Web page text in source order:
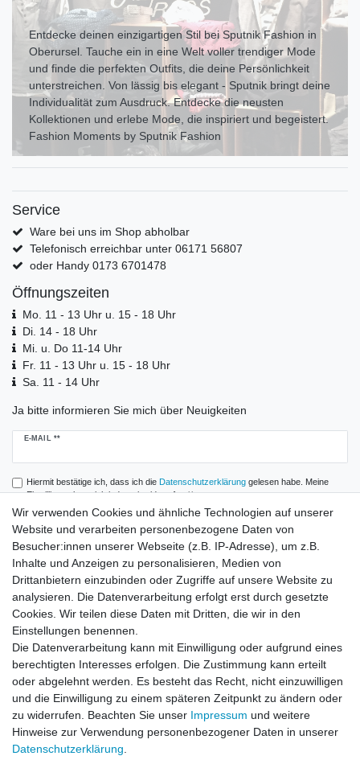
Entdecke deinen einzigartigen Stil bei Sputnik Fashion in
Oberursel. Tauche ein in eine Welt voller trendiger Mode
und finde die perfekten Outfits, die deine Persönlichkeit
unterstreichen. Von lässig bis elegant - Sputnik bringt deine
Individualität zum Ausdr uck. Entdecke die neusten
Kollektionen und erlebe Mode, die inspiriert und begeistert.
Fashion Moments by Sputnik Fashion
Service
Ware bei uns im Shop abholbar
Telefonisch erreichbar unter 06171 56807
oder Handy 0173 6701478
Öffnungszeiten
Mo. 11 - 13 Uhr u. 15 - 18 Uhr
Di. 14 - 18 Uhr
Mi. u. Do 11-14 Uhr
Fr. 11 - 13 Uhr u. 15 - 18 Uhr
Sa. 11 - 14 Uhr
Ja bitte informieren Sie mich über Neuigkeiten
E-MAIL **
Newsletter
Hiermit bestätige ich, dass ich die Daten­schutz­erklärunggelesen habe. Meine
Einwilligung kann ich jederzeit widerrufen.**
Abonnieren
** Hierbei handelt es sich um ein Pflichtfeld.
Zahlung und Versand
Wir verwenden Cookies und ähnliche Technologien auf unserer
Website und verarbeiten personenbezogene Daten von
Besucher:innen unserer Webseite (z.B. IP-Adresse), um z.B.
Inhalte und Anzeigen zu personalisieren, Medien von
Drittanbietern einzubinden oder Zugriffe auf unsere Website zu
analysieren. Die Datenverarbeitung erfolgt erst durch gesetzte
Cookies. Wir teilen diese Daten mit Dritten, die wir in den
Einstellungen benennen.
Die Datenverarbeitung kann mit Einwilligung oder aufgrund eines
berechtigten Interesses erfolgen. Die Zustimmung kann erteilt
oder abgelehnt werden. Es besteht das Recht, nicht einzuwilligen
und die Einwilligung zu einem späteren Zeitpunkt zu ändern oder
zu widerrufen. Beachten Sie unser Impressum und weitere
Hinweise zur Verwendung personenbezogener Daten in unserer
Daten­schutz­erklärung